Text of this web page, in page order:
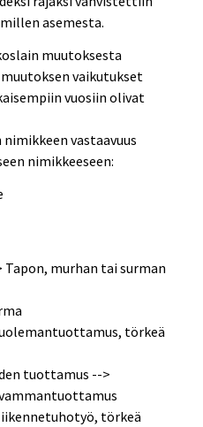
asemesta.
muutoksesta
vaikutukset
vuosiin olivat
nimikkeen vastaavuus
nimikkeeseen:
murhan tai surman
törkeä
tuottamus -->
törkeä